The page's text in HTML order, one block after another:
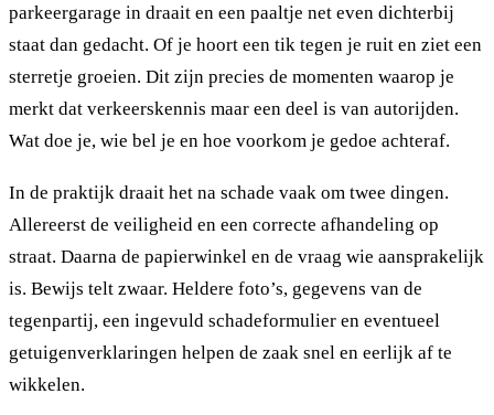
parkeergarage in draait en een paaltje net even dichterbij
staat dan gedacht. Of je hoort een tik tegen je ruit en ziet een
sterretje groeien. Dit zijn precies de momenten waarop je
merkt dat verkeerskennis maar een deel is van autorijden.
Wat doe je, wie bel je en hoe voorkom je gedoe achteraf.
In de praktijk draait het na schade vaak om twee dingen.
Allereerst de veiligheid en een correcte afhandeling op
straat. Daarna de papierwinkel en de vraag wie aansprakelijk
is. Bewijs telt zwaar. Heldere foto’s, gegevens van de
tegenpartij, een ingevuld schadeformulier en eventueel
getuigenverklaringen helpen de zaak snel en eerlijk af te
wikkelen.